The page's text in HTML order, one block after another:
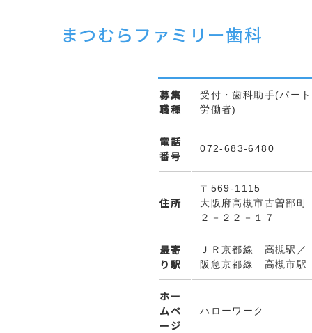
まつむらファミリー歯科
募集
職種
受付・歯科助手(パート
労働者)
電話
番号
072-683-6480
住所
〒569-1115
大阪府高槻市古曽部町
２－２２－１７
最寄
り駅
ＪＲ京都線 高槻駅／
阪急京都線 高槻市駅
ホー
ムペ
ージ
ハローワーク